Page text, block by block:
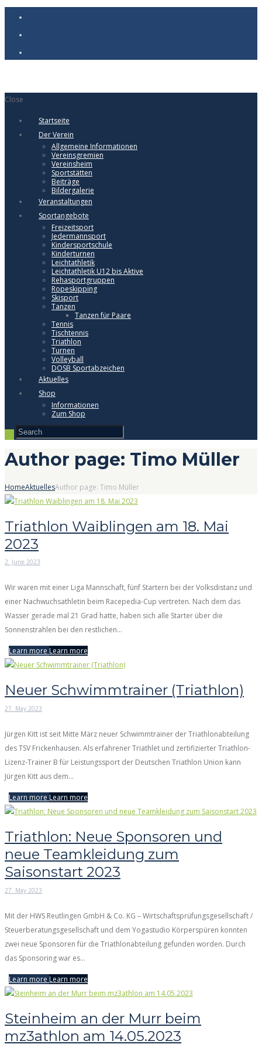
Close
Startseite
Der Verein
Allgemeine Informationen
Vereinsgremien
Vereinsheim
Sportstätten
Beiträge
Bildergalerie
Veranstaltungen
Sportangebote
Freizeitsport
Jedermannsport
Kindersportschule
Kinderturnen
Leichtathletik
Leichtathletik U12 bis Aktive
Rehasportgruppen
Ropeskipping
Skisport
Tanzen
Tanzen für Paare
Tennis
Tischtennis
Triathlon
Turnen
Volleyball
DOSB Sportabzeichen
Aktuelles
Shop
Informationen
Zum Shop
Author page: Timo Müller
HomeAktuellesAuthor page: Timo Müller
Triathlon Waiblingen am 18. Mai
2023
2. June 2023
Wir waren mit einer Liga Mannschaft, fünf Startern bei der Volksdistanz und
einer Nachwuchsathletin beim Racepedia-Cup vertreten. Nach dem das
Wasser gerade mal 21 Grad hatte, haben sich alle Starter über die
Sonnenstrahlen bei den restlichen...
Learn more Learn more
Neuer Schwimmtrainer (Triathlon)
27. May 2023
Jürgen Kitt ist seit Mitte März neuer Schwimmtrainer der Triathlonabteilung
des TSV Frickenhausen. Als erfahrener Triathlet und zertifizierter Triathlon-
Lizenz-Trainer B für Leistungssport der Deutschen Triathlon Union kann
Jürgen Kitt aus dem...
Learn more Learn more
Triathlon: Neue Sponsoren und
neue Teamkleidung zum
Saisonstart 2023
27. May 2023
Mit der HWS Reutlingen GmbH & Co. KG – Wirtschaftsprüfungsgesellschaft /
Steuerberatungsgesellschaft und dem Yogastudio Körperspüren konnten
zwei neue Sponsoren für die Triathlonabteilung gefunden worden. Durch
das Sponsoring war es...
Learn more Learn more
Steinheim an der Murr beim
mz3athlon am 14.05.2023